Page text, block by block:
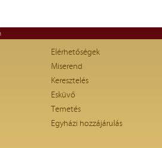
Elérhetőségek
Miserend
Keresztelés
Esküvő
Temetés
Egyházi hozzájárulás